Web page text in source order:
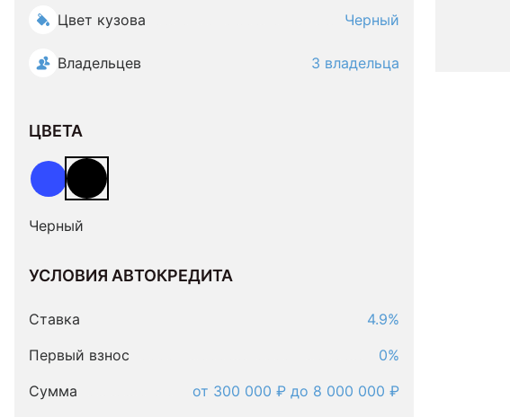
Цвет кузова Черный
Владельцев 3 владельца
ЦВЕТА
Черный
УСЛОВИЯ АВТОКРЕДИТА
Ставка
4.9%
Первый взнос
0%
Сумма
от 300 000 ₽ до 8 000 000 ₽